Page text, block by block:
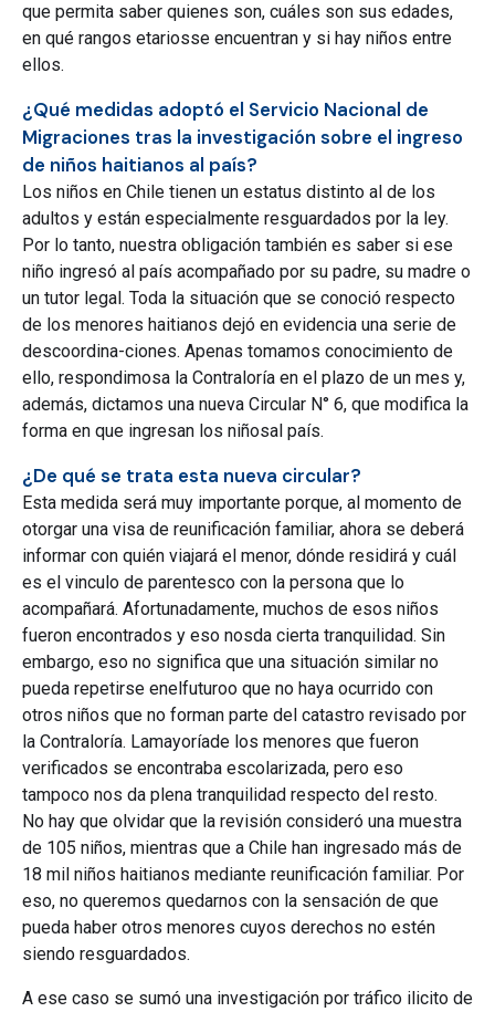
que permita saber quienes son, cuáles son sus edades,
en qué rangos etariosse encuentran y si hay niños entre
ellos.
¿Qué medidas adoptó el Servicio Nacional de
Migraciones tras la investigación sobre el ingreso
de niños haitianos al país?
Los niños en Chile tienen un estatus distinto al de los
adultos y están especialmente resguardados por la ley.
Por lo tanto, nuestra obligación también es saber si ese
niño ingresó al país acompañado por su padre, su madre o
un tutor legal. Toda la situación que se conoció respecto
de los menores haitianos dejó en evidencia una serie de
descoordina-ciones. Apenas tomamos conocimiento de
ello, respondimosa la Contraloría en el plazo de un mes y,
además, dictamos una nueva Circular N° 6, que modifica la
forma en que ingresan los niñosal país.
¿De qué se trata esta nueva circular?
Esta medida será muy importante porque, al momento de
otorgar una visa de reunificación familiar, ahora se deberá
informar con quién viajará el menor, dónde residirá y cuál
es el vinculo de parentesco con la persona que lo
acompañará. Afortunadamente, muchos de esos niños
fueron encontrados y eso nosda cierta tranquilidad. Sin
embargo, eso no significa que una situación similar no
pueda repetirse enelfuturoo que no haya ocurrido con
otros niños que no forman parte del catastro revisado por
la Contraloría. Lamayoríade los menores que fueron
verificados se encontraba escolarizada, pero eso
tampoco nos da plena tranquilidad respecto del resto.
No hay que olvidar que la revisión consideró una muestra
de 105 niños, mientras que a Chile han ingresado más de
18 mil niños haitianos mediante reunificación familiar. Por
eso, no queremos quedarnos con la sensación de que
pueda haber otros menores cuyos derechos no estén
siendo resguardados.
A ese caso se sumó una investigación por tráfico ilicito de